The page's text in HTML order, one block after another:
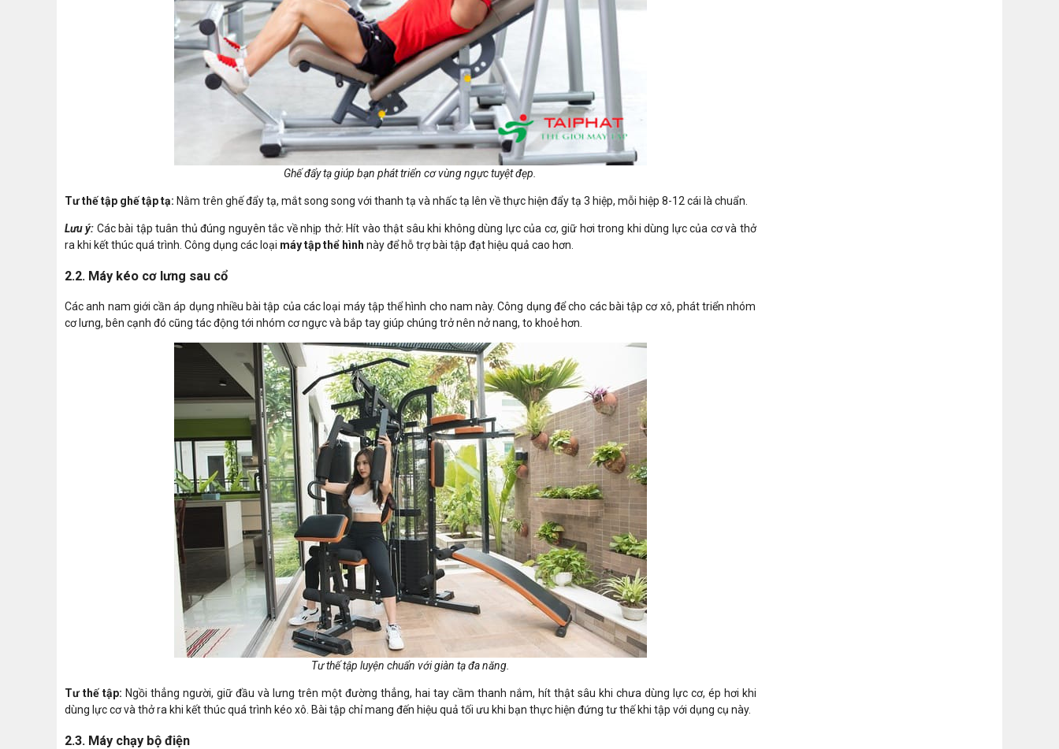
Ghế đẩy tạ giúp bạn phát triển cơ vùng ngực tuyệt đẹp.
Tư thế tập ghế tập tạ: Nằm trên ghế đẩy tạ, mắt song song với thanh tạ và nhấc tạ lên về thực hiện đẩy tạ 3 hiệp, mỗi hiệp 8-12 cái là chuẩn.
Lưu ý: Các bài tập tuân thủ đúng nguyên tắc về nhịp thở: Hít vào thật sâu khi không dùng lực của cơ, giữ hơi trong khi dùng lực của cơ và thở
ra khi kết thúc quá trình. Công dụng các loại máy tập thể hình này để hỗ trợ bài tập đạt hiệu quả cao hơn.
2.2. Máy kéo cơ lưng sau cổ
Các anh nam giới cần áp dụng nhiều bài tập của các loại máy tập thể hình cho nam này. Công dụng để cho các bài tập cơ xô, phát triển nhóm
cơ lưng, bên cạnh đó cũng tác động tới nhóm cơ ngực và bắp tay giúp chúng trở nên nở nang, to khoẻ hơn.
Tư thế tập luyện chuẩn với giàn tạ đa năng.
Tư thế tập: Ngồi thẳng người, giữ đầu và lưng trên một đường thẳng, hai tay cầm thanh nắm, hít thật sâu khi chưa dùng lực cơ, ép hơi khi
dùng lực cơ và thở ra khi kết thúc quá trình kéo xô. Bài tập chỉ mang đến hiệu quả tối ưu khi bạn thực hiện đứng tư thế khi tập với dụng cụ này.
2.3. Máy chạy bộ điện